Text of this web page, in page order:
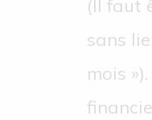
(Il faut
sans
mois